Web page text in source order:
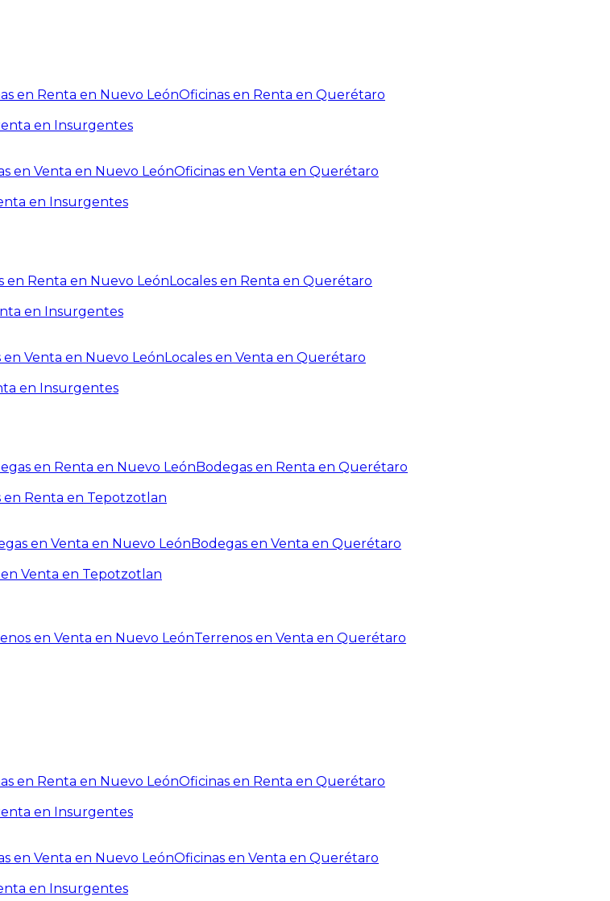
en Renta en Nuevo LeónOficinas en Renta en Querétaro
en Insurgentes
en Venta en Nuevo LeónOficinas en Venta en Querétaro
en Insurgentes
en Renta en Nuevo LeónLocales en Renta en Querétaro
en Insurgentes
en Venta en Nuevo LeónLocales en Venta en Querétaro
en Insurgentes
en Renta en Nuevo LeónBodegas en Renta en Querétaro
en Renta en Tepotzotlan
en Venta en Nuevo LeónBodegas en Venta en Querétaro
Venta en Tepotzotlan
en Venta en Nuevo LeónTerrenos en Venta en Querétaro
en Renta en Nuevo LeónOficinas en Renta en Querétaro
en Insurgentes
en Venta en Nuevo LeónOficinas en Venta en Querétaro
en Insurgentes